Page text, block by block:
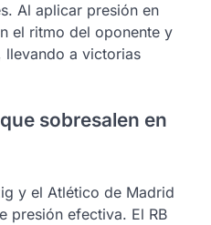
Al aplicar presión en
el ritmo del oponente y
llevando a victorias
sobresalen en
y el Atlético de Madrid
presión efectiva. El RB